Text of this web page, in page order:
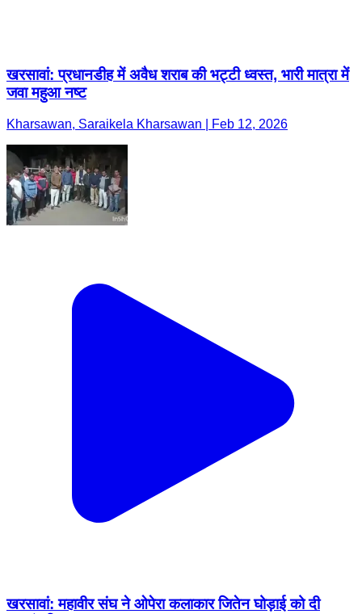
खरसावां: प्रधानडीह में अवैध शराब की भट्टी ध्वस्त, भारी मात्रा में
जवा महुआ नष्ट
Kharsawan, Saraikela Kharsawan | Feb 12, 2026
खरसावां: महावीर संघ ने ओपेरा कलाकार जितेन घोड़ाई को दी